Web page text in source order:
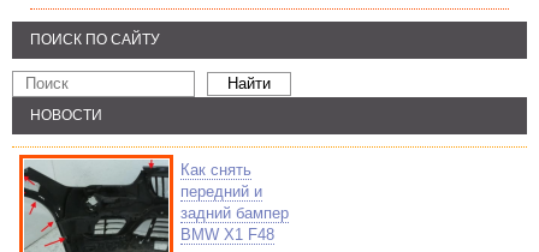
ПОИСК ПО САЙТУ
НОВОСТИ
Как снять
передний и
задний бампер
BMW X1 F48